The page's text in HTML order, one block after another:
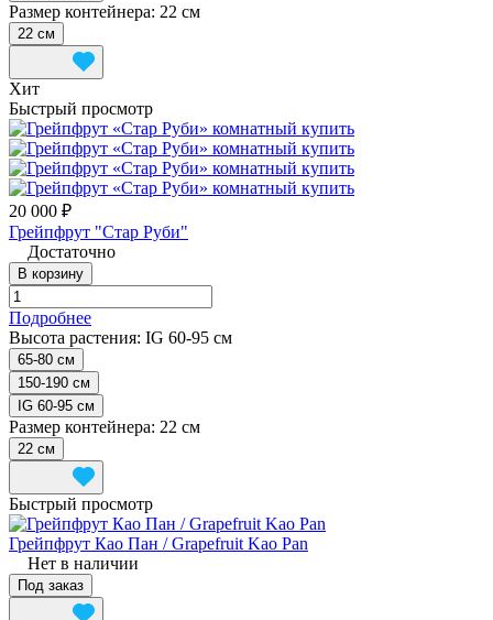
Размер контейнера: 22 см
22 см
Хит
Быстрый просмотр
20 000 ₽
Грейпфрут "Стар Руби"
Достаточно
В корзину
Подробнее
Высота растения: IG 60-95 см
65-80 см
150-190 см
IG 60-95 см
Размер контейнера: 22 см
22 см
Быстрый просмотр
Грейпфрут Као Пан / Grapefruit Kao Pan
Нет в наличии
Под заказ